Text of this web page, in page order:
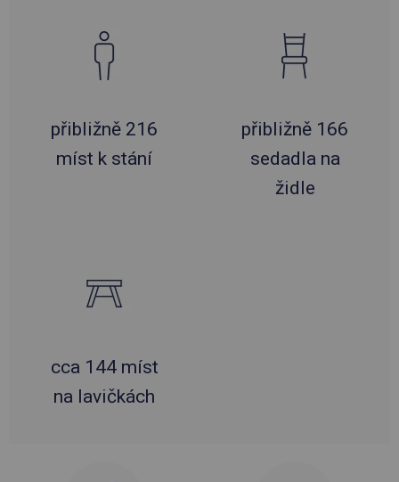
přibližně 216
míst k stání
přibližně 166
sedadla na
židle
cca 144 míst
na lavičkách